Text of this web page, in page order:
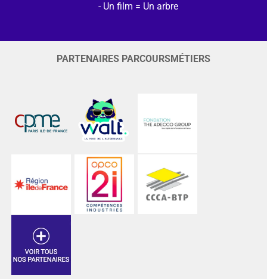
Un film = Un arbre
PARTENAIRES PARCOURSMÉTIERS